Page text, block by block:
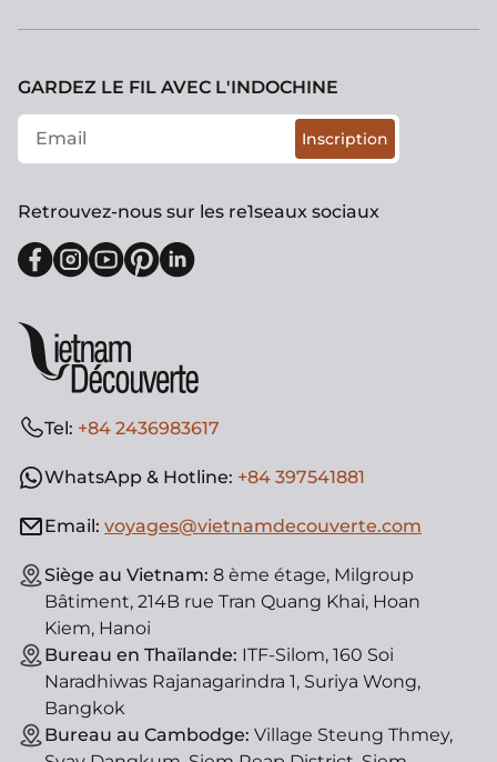
Tel: +84 2436983617
WhatsApp & Hotline: +84 397541881
Email: voyages@vietnamdecouverte.com
Siège au Vietnam: 8 ème étage, Milgroup
Bâtiment, 214B rue Tran Quang Khai, Hoan
Kiem, Hanoi
Bureau en Thaïlande: ITF-Silom, 160 Soi
Naradhiwas Rajanagarindra 1, Suriya Wong,
Bangkok
Bureau au Cambodge: Village Steung Thmey,
GARDEZ LE FIL AVEC L'INDOCHINE
Inscription
Retrouvez-nous sur les re1seaux sociaux